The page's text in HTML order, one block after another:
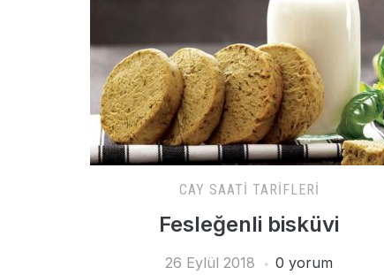
CAY SAATI TARIFLERI
Fesleğenli bisküvi
26 Eylül 2018 0 yorum